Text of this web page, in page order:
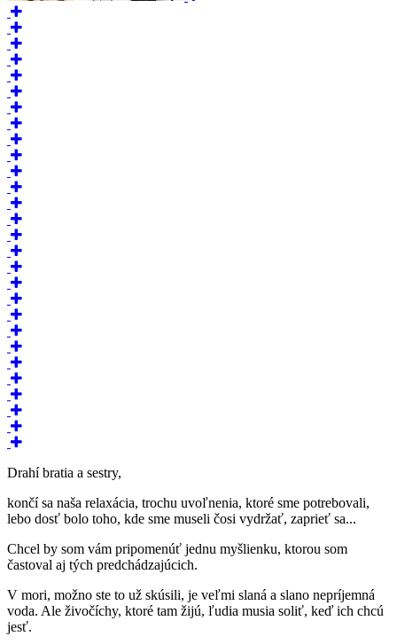
Drahí bratia a sestry,
končí sa naša relaxácia, trochu uvoľnenia, ktoré sme potrebovali,
lebo dosť bolo toho, kde sme museli čosi vydržať, zaprieť sa...
Chcel by som vám pripomenúť jednu myšlienku, ktorou som
častoval aj tých predchádzajúcich.
V mori, možno ste to už skúsili, je veľmi slaná a slano nepríjemná
voda. Ale živočíchy, ktoré tam žijú, ľudia musia soliť, keď ich chcú
jesť.